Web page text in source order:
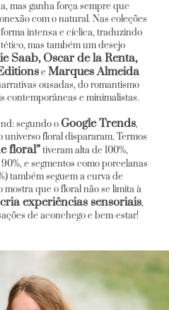
mas ganha força sempre que
com o natural. Nas coleções
intensa e cíclica, traduzindo
mas também um desejo
Saab, Oscar de la Renta,
eMarques Almeida
ousadas, do romantismo
contemporâneas e minimalistas.
segundo oGoogle Trends,
floral dispararam. Termos
floral”tiveram alta de 100%,
e segmentos como porcelanas
também seguem a curva de
que o floral não se limita à
experiências sensoriais,
de aconchego e bem-estar!